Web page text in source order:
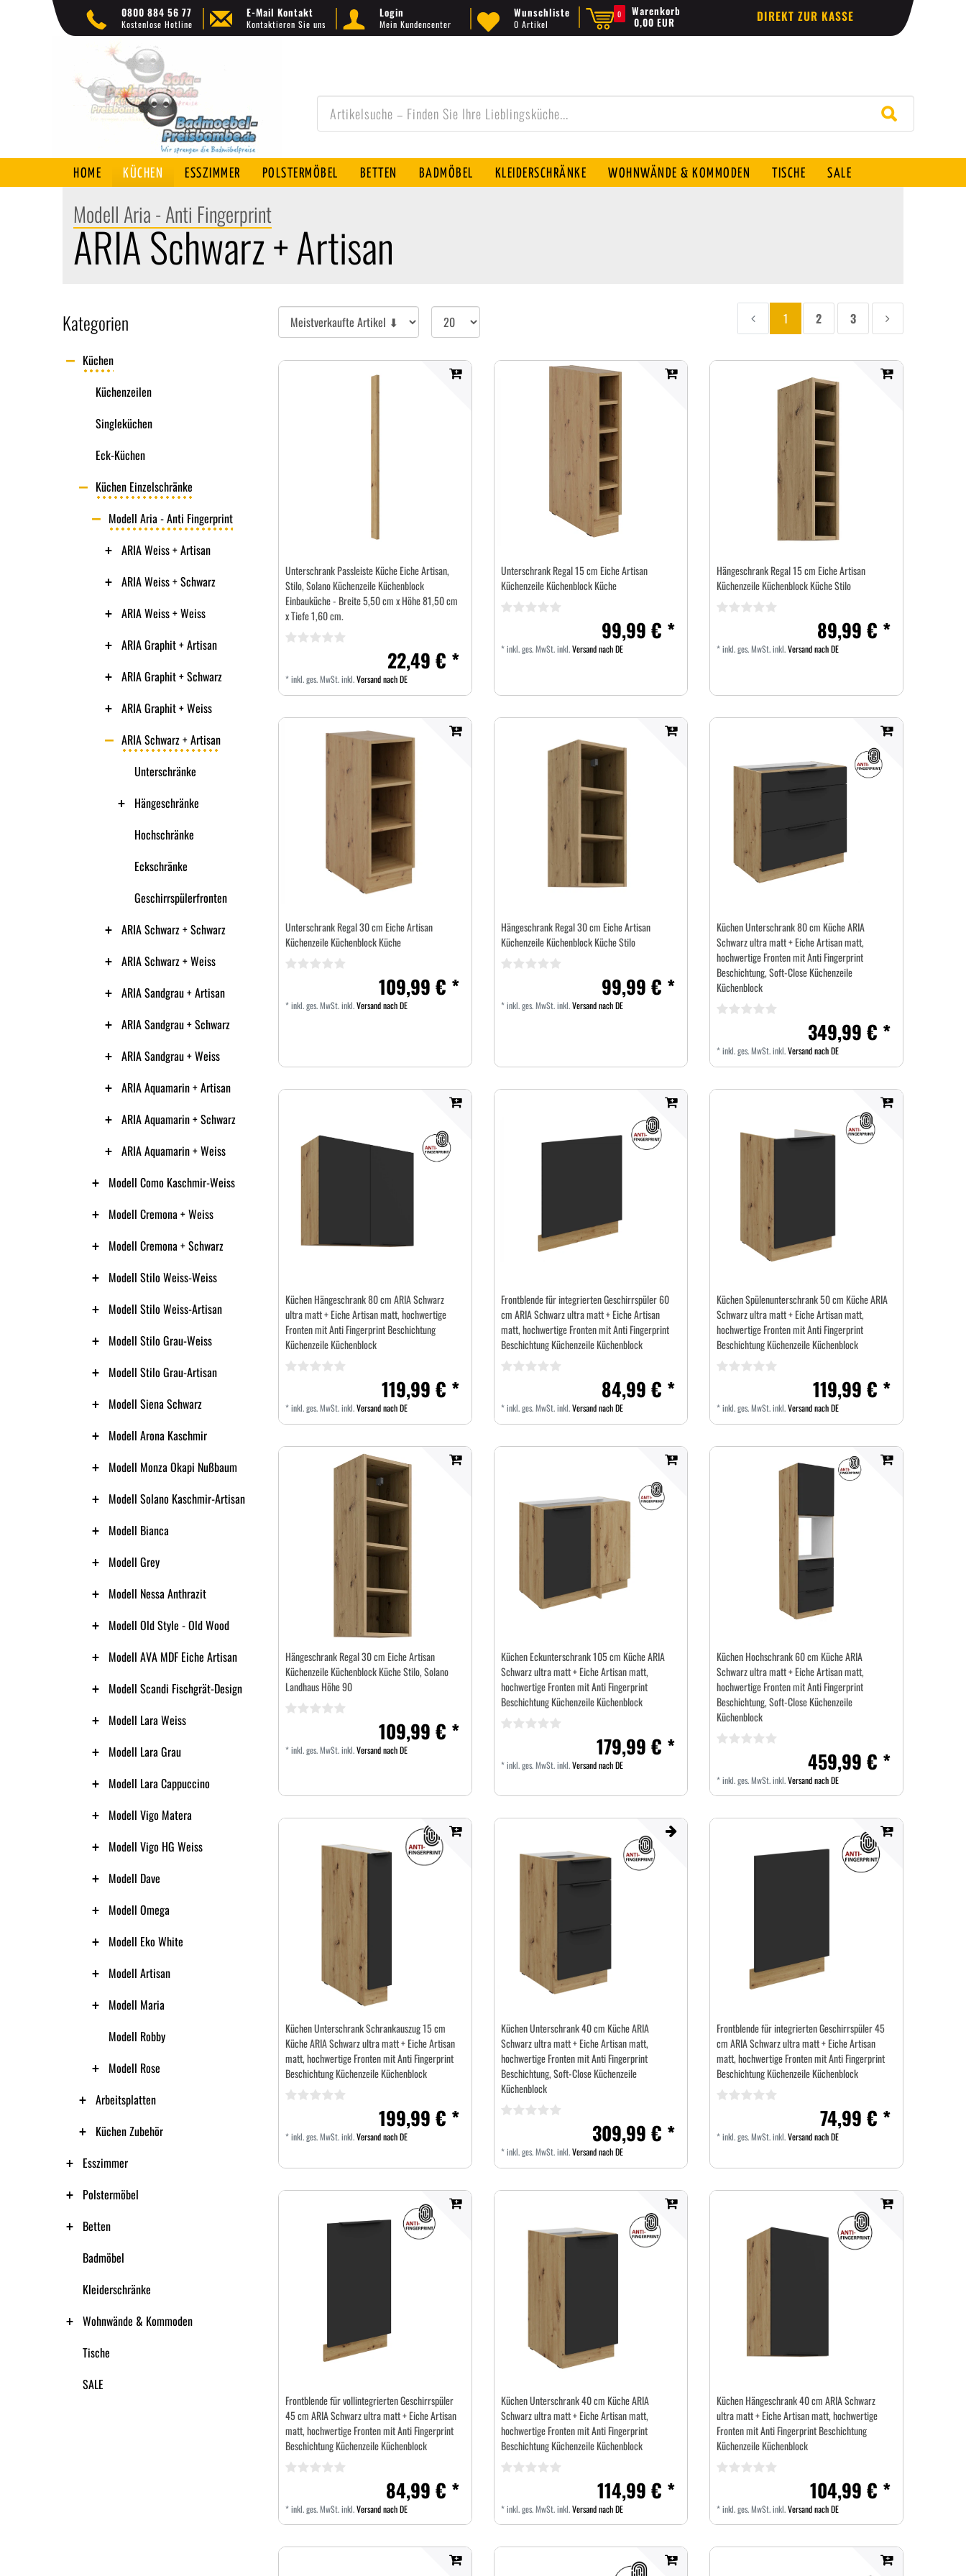
0800 884 56 77
Kostenlose Hotline
E-Mail Kontakt
Kontaktieren Sie uns
Login
Mein Kundencenter
Wunschliste
0 Artikel
Warenkorb
0,00 EUR
0 DIREKT ZUR KASSE
HOME KÜCHEN ESSZIMMER POLSTERMÖBEL BETTEN BADMÖBEL KLEIDERSCHRÄNKE WOHNWÄNDE & KOMMODEN TISCHE SALE
Modell Aria - Anti Fingerprint
ARIA Schwarz + Artisan
Kategorien
Küchen
Küchenzeilen
Singleküchen
Eck-Küchen
Küchen Einzelschränke
Modell Aria - Anti Fingerprint
ARIA Weiss + Artisan
ARIA Weiss + Schwarz
ARIA Weiss + Weiss
ARIA Graphit + Artisan
ARIA Graphit + Schwarz
ARIA Graphit + Weiss
ARIA Schwarz + Artisan
Unterschränke
Hängeschränke
Hochschränke
Eckschränke
Geschirrspülerfronten
ARIA Schwarz + Schwarz
ARIA Schwarz + Weiss
ARIA Sandgrau + Artisan
ARIA Sandgrau + Schwarz
ARIA Sandgrau + Weiss
ARIA Aquamarin + Artisan
ARIA Aquamarin + Schwarz
ARIA Aquamarin + Weiss
Modell Como Kaschmir-Weiss
Modell Cremona + Weiss
Modell Cremona + Schwarz
Modell Stilo Weiss-Weiss
Modell Stilo Weiss-Artisan
Modell Stilo Grau-Weiss
Modell Stilo Grau-Artisan
Modell Siena Schwarz
Modell Arona Kaschmir
Modell Monza Okapi Nußbaum
Modell Solano Kaschmir-Artisan
Modell Bianca
Modell Grey
Modell Nessa Anthrazit
Modell Old Style - Old Wood
Modell AVA MDF Eiche Artisan
Modell Scandi Fischgrät-Design
Modell Lara Weiss
Modell Lara Grau
Modell Lara Cappuccino
Modell Vigo Matera
Modell Vigo HG Weiss
Modell Dave
Modell Omega
Modell Eko White
Modell Artisan
Modell Maria
Modell Robby
Modell Rose
Arbeitsplatten
Küchen Zubehör
Esszimmer
Polstermöbel
Betten
Badmöbel
Kleiderschränke
Wohnwände & Kommoden
Tische
SALE
Sortieren
Artikel
Zur
vorherigen
Aktuelle
Seite:
1 Seite
2 Seite
3
Zur
nächsten
Unterschrank Passleiste Küche Eiche Artisan,
Stilo, Solano Küchenzeile Küchenblock
Einbauküche - Breite 5,50 cm x Höhe 81,50 cm
x Tiefe 1,60 cm.
22,49 € *
*inkl. ges. MwSt.inkl.Versand nach DE
Unterschrank Regal 15 cm Eiche Artisan
Küchenzeile Küchenblock Küche
99,99 € *
*inkl. ges. MwSt.inkl.Versand nach DE
Hängeschrank Regal 15 cm Eiche Artisan
Küchenzeile Küchenblock Küche Stilo
89,99 € *
*inkl. ges. MwSt.inkl.Versand nach DE
Unterschrank Regal 30 cm Eiche Artisan
Küchenzeile Küchenblock Küche
109,99 € *
*inkl. ges. MwSt.inkl.Versand nach DE
Hängeschrank Regal 30 cm Eiche Artisan
Küchenzeile Küchenblock Küche Stilo
99,99 € *
*inkl. ges. MwSt.inkl.Versand nach DE
Küchen Unterschrank 80 cm Küche ARIA
Schwarz ultra matt + Eiche Artisan matt,
hochwertige Fronten mit Anti Fingerprint
Beschichtung, Soft-Close Küchenzeile
Küchenblock
349,99 € *
*inkl. ges. MwSt.inkl.Versand nach DE
Küchen Hängeschrank 80 cm ARIA Schwarz
ultra matt + Eiche Artisan matt, hochwertige
Fronten mit Anti Fingerprint Beschichtung
Küchenzeile Küchenblock
119,99 € *
*inkl. ges. MwSt.inkl.Versand nach DE
Frontblende für integrierten Geschirrspüler 60
cm ARIA Schwarz ultra matt + Eiche Artisan
matt, hochwertige Fronten mit Anti Fingerprint
Beschichtung Küchenzeile Küchenblock
84,99 € *
*inkl. ges. MwSt.inkl.Versand nach DE
Küchen Spülenunterschrank 50 cm Küche ARIA
Schwarz ultra matt + Eiche Artisan matt,
hochwertige Fronten mit Anti Fingerprint
Beschichtung Küchenzeile Küchenblock
119,99 € *
*inkl. ges. MwSt.inkl.Versand nach DE
Hängeschrank Regal 30 cm Eiche Artisan
Küchenzeile Küchenblock Küche Stilo, Solano
Landhaus Höhe 90
109,99 € *
*inkl. ges. MwSt.inkl.Versand nach DE
Küchen Eckunterschrank 105 cm Küche ARIA
Schwarz ultra matt + Eiche Artisan matt,
hochwertige Fronten mit Anti Fingerprint
Beschichtung Küchenzeile Küchenblock
179,99 € *
*inkl. ges. MwSt.inkl.Versand nach DE
Küchen Hochschrank 60 cm Küche ARIA
Schwarz ultra matt + Eiche Artisan matt,
hochwertige Fronten mit Anti Fingerprint
Beschichtung, Soft-Close Küchenzeile
Küchenblock
459,99 € *
*inkl. ges. MwSt.inkl.Versand nach DE
Küchen Unterschrank Schrankauszug 15 cm
Küche ARIA Schwarz ultra matt + Eiche Artisan
matt, hochwertige Fronten mit Anti Fingerprint
Beschichtung Küchenzeile Küchenblock
199,99 € *
*inkl. ges. MwSt.inkl.Versand nach DE
Küchen Unterschrank 40 cm Küche ARIA
Schwarz ultra matt + Eiche Artisan matt,
hochwertige Fronten mit Anti Fingerprint
Beschichtung, Soft-Close Küchenzeile
Küchenblock
309,99 € *
*inkl. ges. MwSt.inkl.Versand nach DE
Frontblende für integrierten Geschirrspüler 45
cm ARIA Schwarz ultra matt + Eiche Artisan
matt, hochwertige Fronten mit Anti Fingerprint
Beschichtung Küchenzeile Küchenblock
74,99 € *
*inkl. ges. MwSt.inkl.Versand nach DE
Frontblende für vollintegrierten Geschirrspüler
45 cm ARIA Schwarz ultra matt + Eiche Artisan
matt, hochwertige Fronten mit Anti Fingerprint
Beschichtung Küchenzeile Küchenblock
84,99 € *
*inkl. ges. MwSt.inkl.Versand nach DE
Küchen Unterschrank 40 cm Küche ARIA
Schwarz ultra matt + Eiche Artisan matt,
hochwertige Fronten mit Anti Fingerprint
Beschichtung Küchenzeile Küchenblock
114,99 € *
*inkl. ges. MwSt.inkl.Versand nach DE
Küchen Hängeschrank 40 cm ARIA Schwarz
ultra matt + Eiche Artisan matt, hochwertige
Fronten mit Anti Fingerprint Beschichtung
Küchenzeile Küchenblock
104,99 € *
*inkl. ges. MwSt.inkl.Versand nach DE